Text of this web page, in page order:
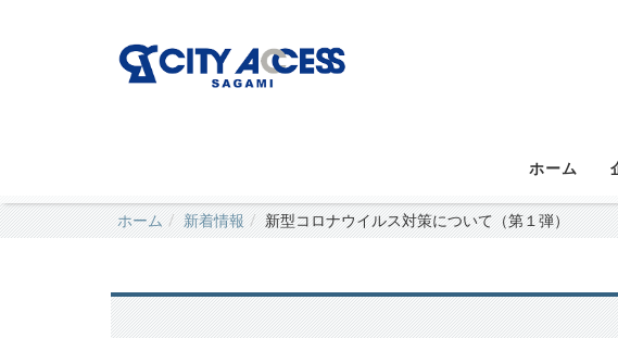
ホーム
ホーム 新着情報 新型コロナウイルス対策について（第１弾）